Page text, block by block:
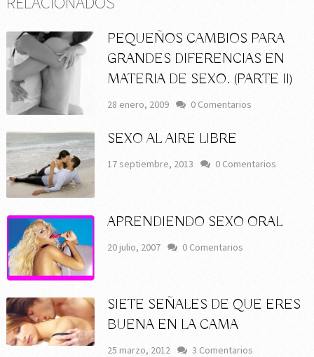
PEQUEÑOS CAMBIOS PARA
GRANDES DIFERENCIAS EN
MATERIA DE SEXO. (PARTE II)
28 enero, 2009 0 Comentarios
SEXO AL AIRE LIBRE
17 septiembre, 2013 0 Comentarios
APRENDIENDO SEXO ORAL
20 julio, 2007 0 Comentarios
SIETE SEÑALES DE QUE ERES
BUENA EN LA CAMA
25 marzo, 2012 3 Comentarios